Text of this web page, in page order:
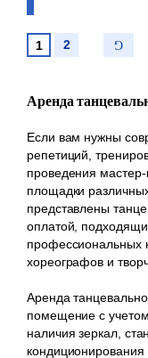
1 2
Аренда
Если вам нужны
репетиций,
проведения
площадки
представлены
оплатой,
профессиональных
хореографов и
Аренда
помещение с
наличия зеркал,